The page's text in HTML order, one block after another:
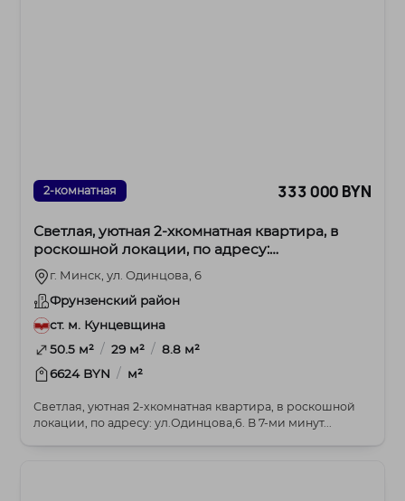
2-комнатная 333 000 BYN
Светлая, уютная 2-хкомнатная квартира, в
роскошной локации, по адресу:
ул.Одинцова,6.
г. Минск, ул. Одинцова, 6
Фрунзенский район
ст. м. Кунцевщина
50.5 м² / 29 м² / 8.8 м²
6624 BYN / м²
Светлая, уютная 2-хкомнатная квартира, в роскошной
локации, по адресу: ул.Одинцова,6. В 7-ми минут...